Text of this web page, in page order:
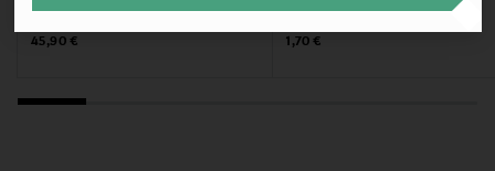
Original Price
45,90 €
Original Price
1,70 €